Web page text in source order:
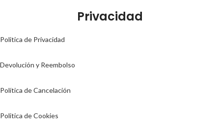
Privacidad
Politica de Privacidad
Devolución y Reembolso
Política de Cancelación
Politica de Cookies